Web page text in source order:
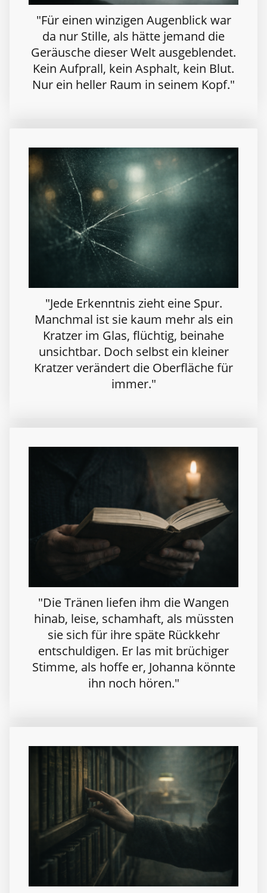
"Für einen winzigen Augenblick war
da nur Stille, als hätte jemand die
Geräusche dieser Welt ausgeblendet.
Kein Aufprall, kein Asphalt, kein Blut.
Nur ein heller Raum in seinem Kopf."
"Jede Erkenntnis zieht eine Spur.
Manchmal ist sie kaum mehr als ein
Kratzer im Glas, flüchtig, beinahe
unsichtbar. Doch selbst ein kleiner
Kratzer verändert die Oberfläche für
immer."
"Die Tränen liefen ihm die Wangen
hinab, leise, schamhaft, als müssten
sie sich für ihre späte Rückkehr
entschuldigen. Er las mit brüchiger
Stimme, als hoffe er, Johanna könnte
ihn noch hören."